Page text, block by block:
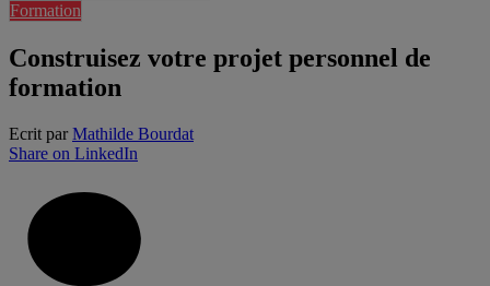
Formation
Construisez votre projet personnel de
formation
Ecrit parMathilde Bourdat
Share on LinkedIn